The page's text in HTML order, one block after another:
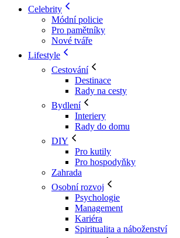
Celebrity
Módní policie
Pro pamětníky
Nové tváře
Lifestyle
Cestování
Destinace
Rady na cesty
Bydlení
Interiery
Rady do domu
DIY
Pro kutily
Pro hospodyňky
Zahrada
Osobní rozvoj
Psychologie
Management
Kariéra
Spiritualita a náboženství